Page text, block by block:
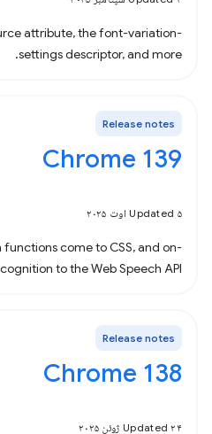
attribute, the font-variation-
settings descriptor, and more.
Release notes
Chrome 139
Updated ۵ اوت ۲۰۲۵
come to CSS, and on-
to the Web Speech API.
Release notes
Chrome 138
Updated ۲۴ ژوئن ۲۰۲۵